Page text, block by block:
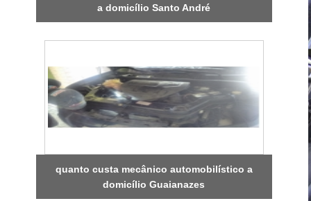
a domicílio Santo André
quanto custa mecânico automobilístico a
domicílio Guaianazes